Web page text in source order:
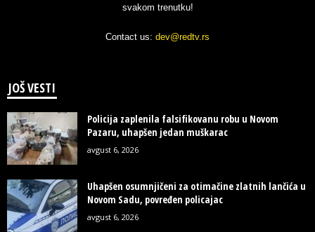
svakom trenutku!
Contact us: dev@redtv.rs
JOŠ VESTI
Policija zaplenila falsifikovanu robu u Novom
Pazaru, uhapšen jedan muškarac
avgust 6, 2026
Uhapšen osumnjičeni za otimačine zlatnih lančića u
Novom Sadu, povređen policajac
avgust 6, 2026